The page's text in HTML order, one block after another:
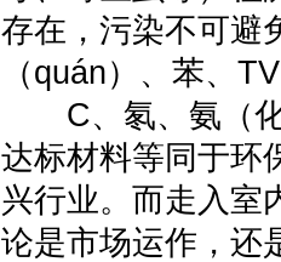
存在，污染不可
（quán）、苯、
C、氡、氨（化
达标材料等同于环
兴行业。而走入室
论是市场运作，还